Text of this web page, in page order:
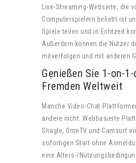
Live-Streaming-Webseite, die
Computerspielern beliebt ist
Spiele teilen und in Echtzeit
Außerdem können die Nutzer
mitverfolgen und mit anderen
Genießen Sie 1-on-
Fremden Weltweit
Manche Video-Chat-
andere nicht. Webbasierte
Shagle, OmeTV und Camsurf
sofortigen Start ohne
eine Alters-/